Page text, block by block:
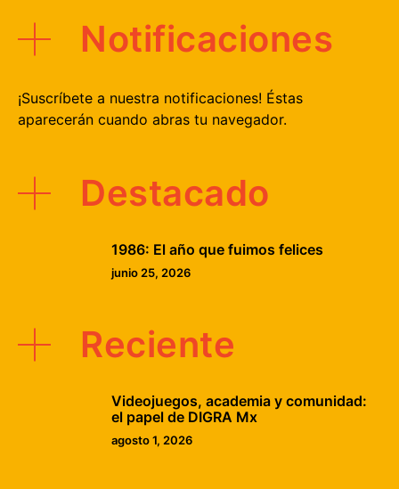
Notificaciones
¡Suscríbete a nuestra notificaciones! Éstas
aparecerán cuando abras tu navegador.
Destacado
1986: El año que fuimos felices
junio 25, 2026
Reciente
Videojuegos, academia y comunidad:
el papel de DIGRA Mx
agosto 1, 2026